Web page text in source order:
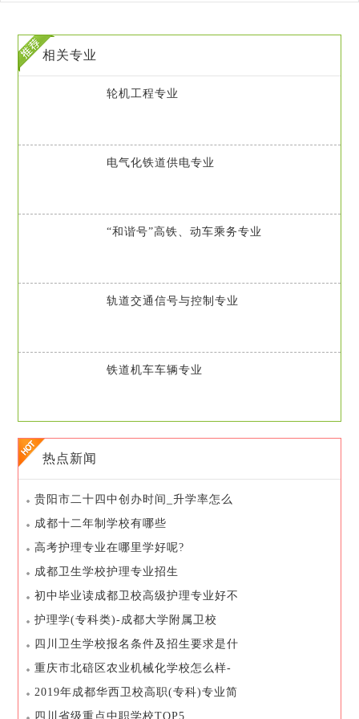
相关专业
轮机工程专业
电气化铁道供电专业
“和谐号”高铁、动车乘务专业
轨道交通信号与控制专业
铁道机车车辆专业
热点新闻
贵阳市二十四中创办时间_升学率怎么
样_师资队伍介绍
成都十二年制学校有哪些
高考护理专业在哪里学好呢?
成都卫生学校护理专业招生
初中毕业读成都卫校高级护理专业好不
好?护理学(专科类)-成都大学附属卫校
四川卫生学校报名条件及招生要求是什
么 重庆市北碚区农业机械化学校怎么样-
开设哪些系部
2019年成都华西卫校高职(专科)专业简
介 四川省级重点中职学校TOP5